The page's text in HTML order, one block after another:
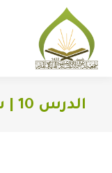
الدرس 10 | شرح كتاب الأصول الثلاثة